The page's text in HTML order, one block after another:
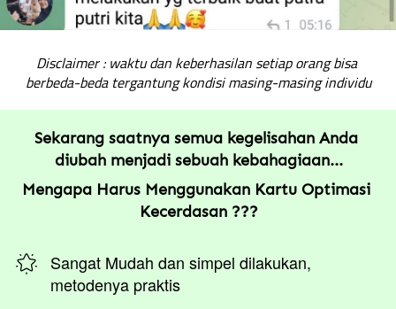
Disclaimer : waktu dan keberhasilan setiap orang bisa
berbeda-beda tergantung kondisi masing-masing individu
Sekarang saatnya semua kegelisahan Anda
diubah menjadi sebuah kebahagiaan...
Mengapa Harus Menggunakan Kartu Optimasi
Kecerdasan ???
Sangat Mudah dan simpel dilakukan,
metodenya praktis